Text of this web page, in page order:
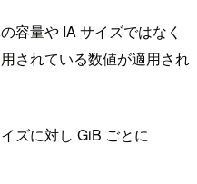
容量や IA サイズではなく
用されている数値が適用され
ズに対し GiB ごとに